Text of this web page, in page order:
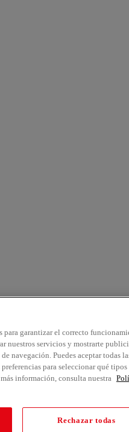
para garantizar el correcto
nuestros servicios y mostrarte
navegación. Puedes aceptar todas
para seleccionar qué tipos
información, consulta nuestra
Rechazar todas